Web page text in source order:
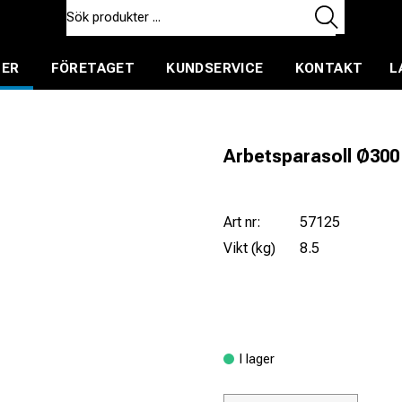
FÖRETAGET KUNDSERVICE KONTAKT
Arbetsparasoll Ø300
Art nr:
57125
Vikt (kg)
8.5
I lager